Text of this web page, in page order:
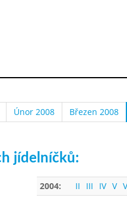
Únor 2008 Březen 2008
jídelníčků:
2004: II III IV V